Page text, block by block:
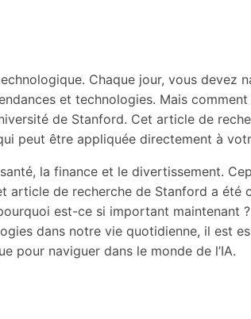
Chaque jour, vous devez
et technologies. Mais
de Stanford. Cet article de
peut être appliquée directement à
la finance et le divertissement.
article de recherche de Stanford a été
est-ce si important maintenant
dans notre vie quotidienne, il est
pour naviguer dans le monde de l’IA.